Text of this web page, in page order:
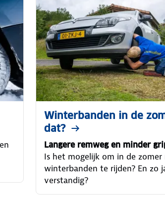
Winterbanden in de
dat?
Langere remweg en minder
Is het mogelijk om in de zomer
winterbanden te rijden? En zo
verstandig?